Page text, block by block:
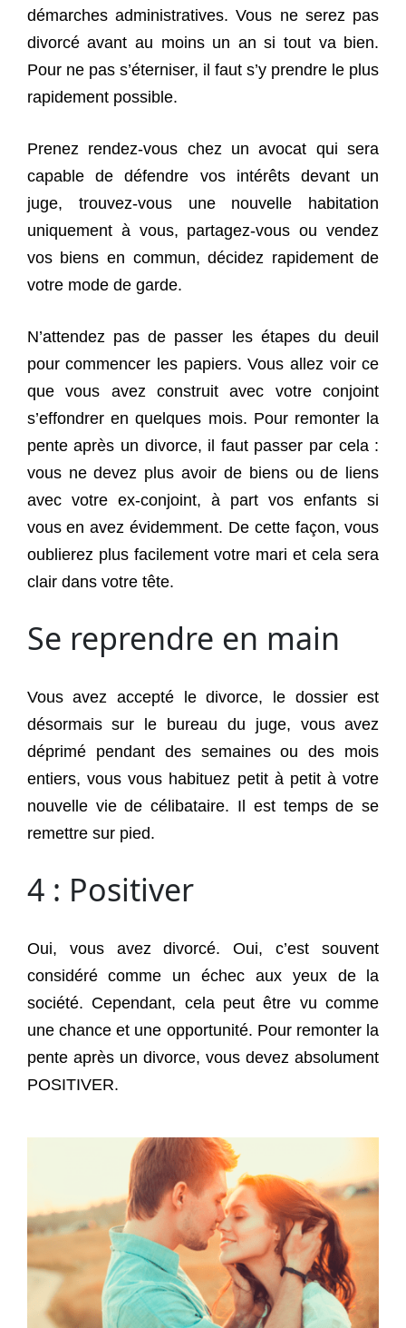
démarches administratives. Vous ne serez pas
divorcé avant au moins un an si tout va bien.
Pour ne pas s’éterniser, il faut s’y prendre le plus
rapidement possible.
Prenez rendez-vous chez un avocat qui sera
capable de défendre vos intérêts devant un
juge, trouvez-vous une nouvelle habitation
uniquement à vous, partagez-vous ou vendez
vos biens en commun, décidez rapidement de
votre mode de garde.
N’attendez pas de passer les étapes du deuil
pour commencer les papiers. Vous allez voir ce
que vous avez construit avec votre conjoint
s’effondrer en quelques mois. Pour remonter la
pente après un divorce, il faut passer par cela :
vous ne devez plus avoir de biens ou de liens
avec votre ex-conjoint, à part vos enfants si
vous en avez évidemment. De cette façon, vous
oublierez plus facilement votre mari et cela sera
clair dans votre tête.
Se reprendre en main
Vous avez accepté le divorce, le dossier est
désormais sur le bureau du juge, vous avez
déprimé pendant des semaines ou des mois
entiers, vous vous habituez petit à petit à votre
nouvelle vie de célibataire. Il est temps de se
remettre sur pied.
4 : Positiver
Oui, vous avez divorcé. Oui, c’est souvent
considéré comme un échec aux yeux de la
société. Cependant, cela peut être vu comme
une chance et une opportunité. Pour remonter la
pente après un divorce, vous devez absolument
POSITIVER.